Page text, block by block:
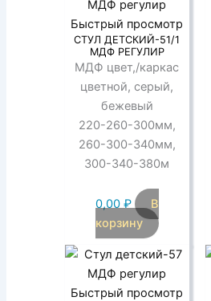
Быстрый просмотр
СТУЛ ДЕТСКИЙ-51/1
МДФ РЕГУЛИР
МДФ цвет,/каркас
цветной, серый,
бежевый
220-260-300мм,
260-300-340мм,
300-340-380м
0,00 ₽
В
корзину
Быстрый просмотр